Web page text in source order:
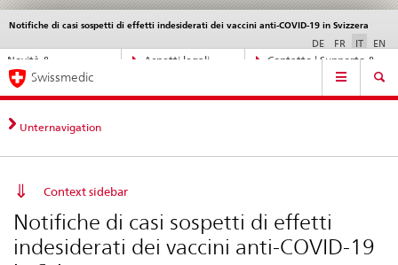
Navigazione
diretta:
novità,
legali,
Novità &
Aspetti legali,
Contatto | Supporto &
Notifiche di casi sospetti di effetti indesiderati dei vaccini anti-COVID-19 in Svizzera
DE FR IT EN
Service
Navigation
Swissmedic
Unternavigation
Context sidebar
Notifiche di casi sospetti di effetti
indesiderati dei vaccini anti-COVID-19